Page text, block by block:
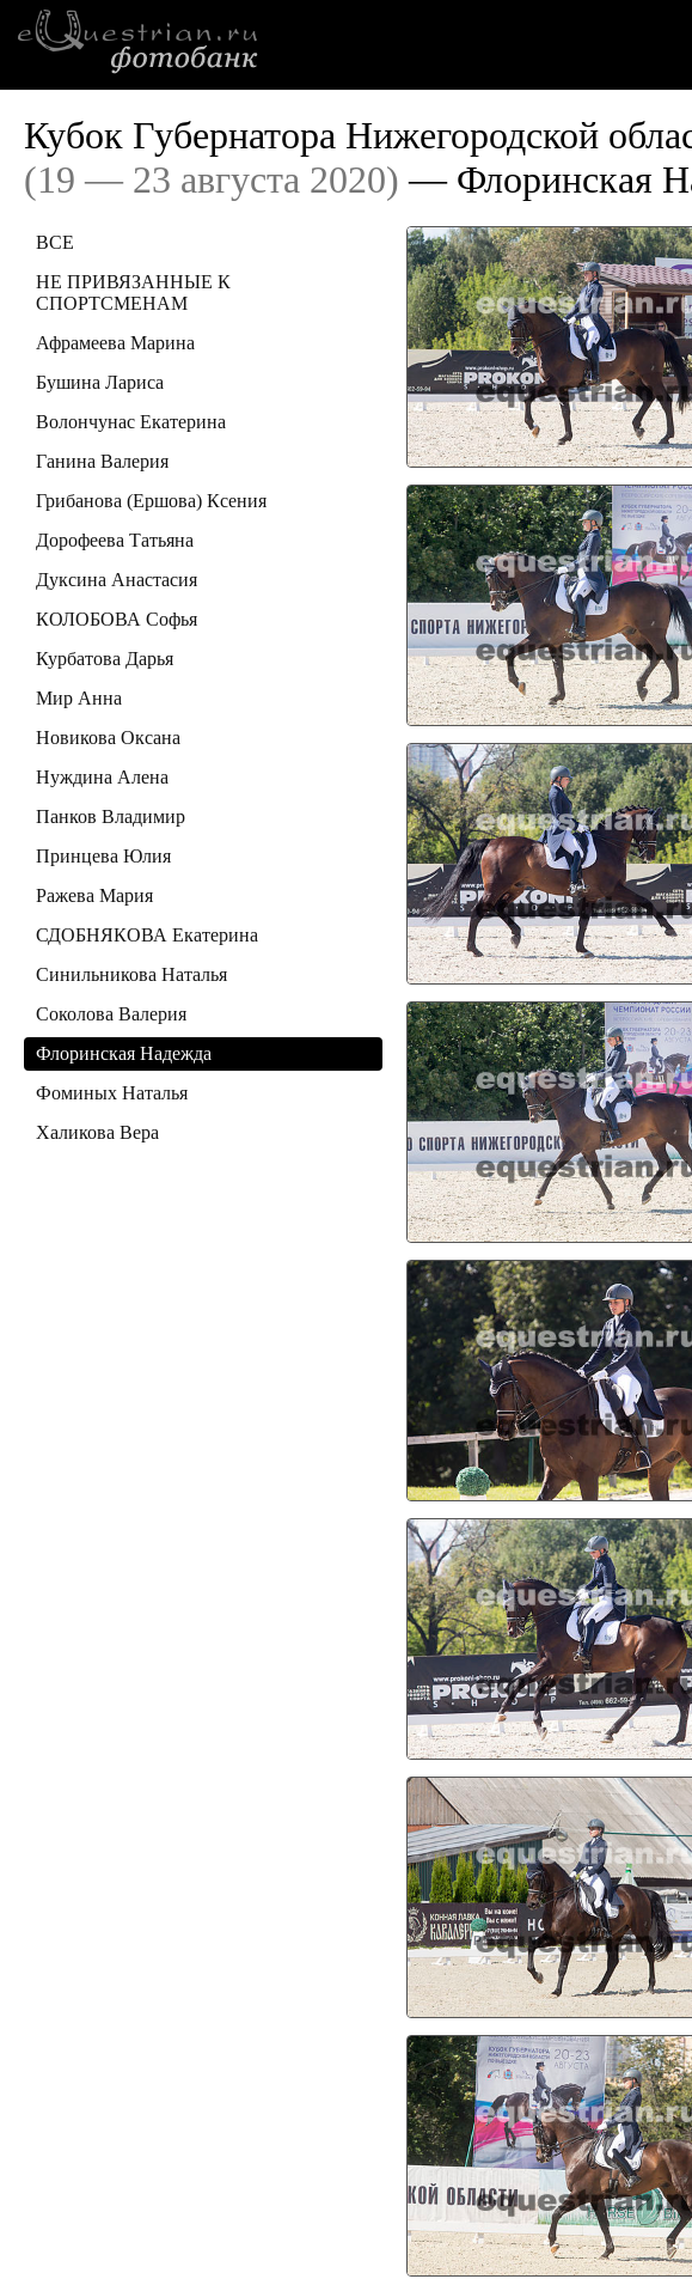
Кубок Губернатора Нижегородской
(19 — 23 августа 2020) — Флоринская
ВСЕ
НЕ ПРИВЯЗАННЫЕ К
СПОРТСМЕНАМ
Афрамеева Марина
Бушина Лариса
Волончунас Екатерина
Ганина Валерия
Грибанова (Ершова) Ксения
Дорофеева Татьяна
Дуксина Анастасия
КОЛОБОВА Софья
Курбатова Дарья
Мир Анна
Новикова Оксана
Нуждина Алена
Панков Владимир
Принцева Юлия
Ражева Мария
СДОБНЯКОВА Екатерина
Синильникова Наталья
Соколова Валерия
Флоринская Надежда
Фоминых Наталья
Халикова Вера